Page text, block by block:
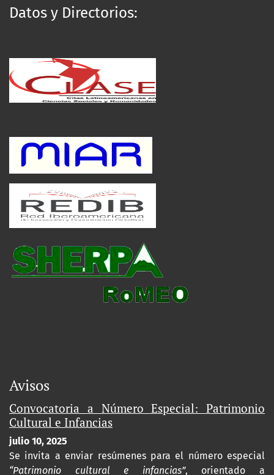
Datos y Directorios:
Avisos
Convocatoria a Número Especial: Patrimonio
Cultural e Infancias
julio 10, 2025
Se invita a enviar resúmenes para el número especial
“Patrimonio cultural e infancias”, orientado a